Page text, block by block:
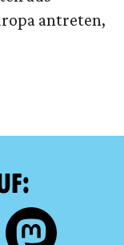
antreten,